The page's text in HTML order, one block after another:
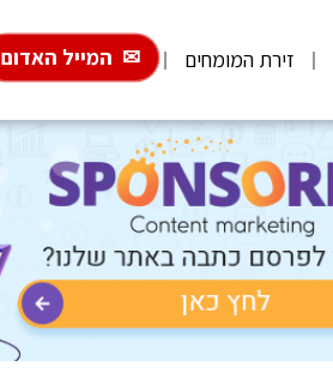
זירת המומחים המייל האדום